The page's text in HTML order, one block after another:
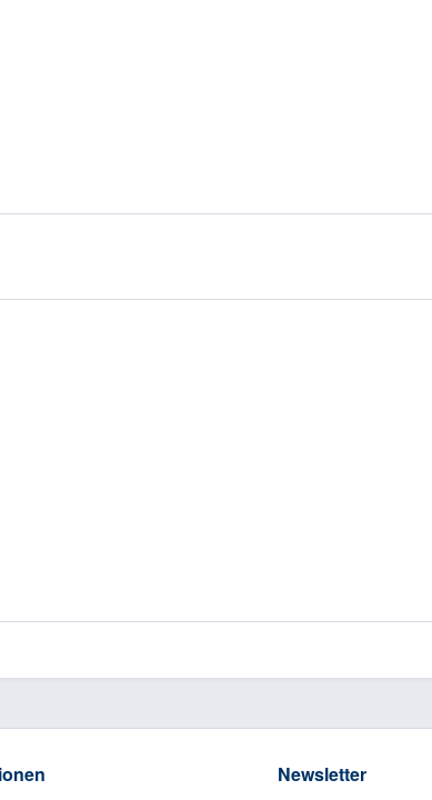
Newsletter